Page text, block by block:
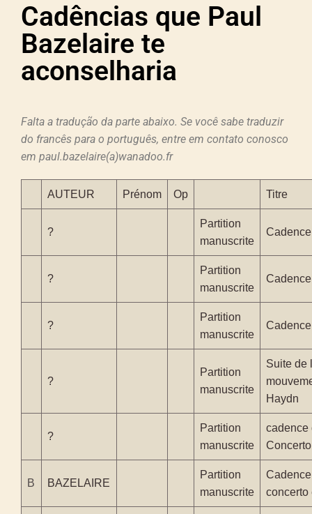
Cadências que Paul
Bazelaire te
aconselharia
Falta a tradução da parte abaixo. Se você sabe traduzir
do francês para o português, entre em contato conosco
em paul.bazelaire(a)wanadoo.fr
AUTEUR Prénom Op Titre
?
Partition
manuscrite
Cadence
?
Partition
manuscrite
Cadence
?
Partition
manuscrite
?
Partition
manuscrite
Suite de
Haydn
?
Partition
manuscrite
cadence
B BAZELAIRE
Partition
manuscrite
concerto